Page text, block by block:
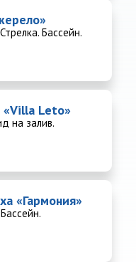
Бассейн.
«Villa Leto»
на залив.
«Гармония»